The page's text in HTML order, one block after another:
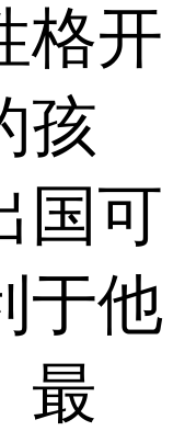
格开
孩
国可
于他
最